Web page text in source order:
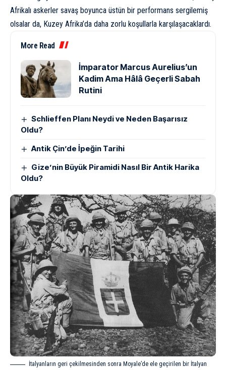
Afrikalı askerler savaş boyunca üstün bir performans sergilemiş
olsalar da, Kuzey Afrika’da daha zorlu koşullarla karşılaşacaklardı.
More Read
İmparator Marcus Aurelius’un
Kadim Ama Hâlâ Geçerli Sabah
Rutini
Schlieffen Planı Neydi ve Neden Başarısız
Oldu?
Antik Çin’de İpeğin Tarihi
Gize’nin Büyük Piramidi Nasıl Bir Antik Harika
Oldu?
İtalyanların geri çekilmesinden sonra Moyale’de ele geçirilen bir İtalyan